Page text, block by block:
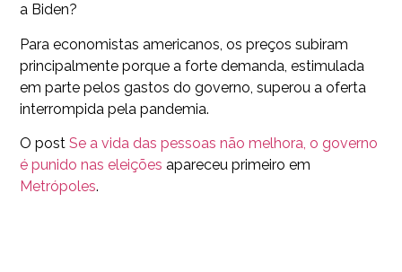
a Biden?
Para economistas americanos, os preços subiram
principalmente porque a forte demanda, estimulada
em parte pelos gastos do governo, superou a oferta
interrompida pela pandemia.
O post Se a vida das pessoas não melhora, o governo
é punido nas eleições apareceu primeiro em
Metrópoles.